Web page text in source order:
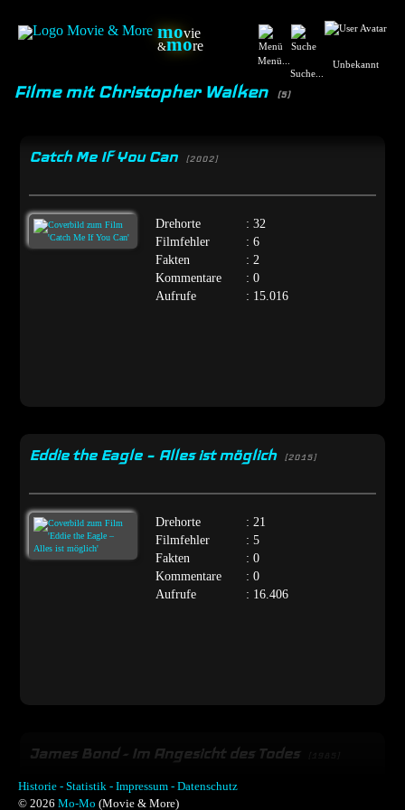
movie
&more
Menü...
Suche...
Unbekannt
Filme mit Christopher Walken (5)
Catch Me If You Can [2002]
Drehorte
: 32
Filmfehler
: 6
Fakten
: 2
Kommentare
: 0
Aufrufe
: 15.016
Eddie the Eagle – Alles ist möglich [2015]
Drehorte
: 21
Filmfehler
: 5
Fakten
: 0
Kommentare
: 0
Aufrufe
: 16.406
James Bond - Im Angesicht des Todes
Historie - Statistik - Impressum - Datenschutz
© 2026 Mo-Mo (Movie & More)